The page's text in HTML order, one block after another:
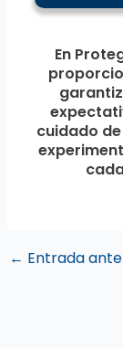
En
cuidado
← Entrada